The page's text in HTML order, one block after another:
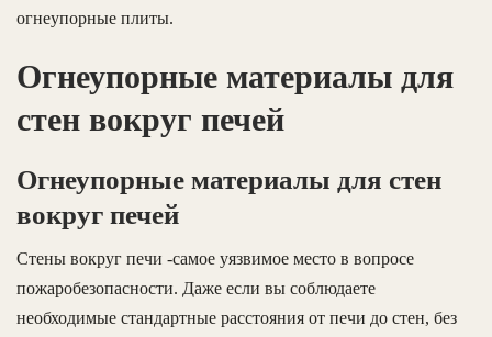
огнеупорные плиты.
Огнеупорные материалы для
стен вокруг печей
Огнеупорные материалы для стен
вокруг печей
Стены вокруг печи -самое уязвимое место в вопросе
пожаробезопасности. Даже если вы соблюдаете
необходимые стандартные расстояния от печи до стен, без